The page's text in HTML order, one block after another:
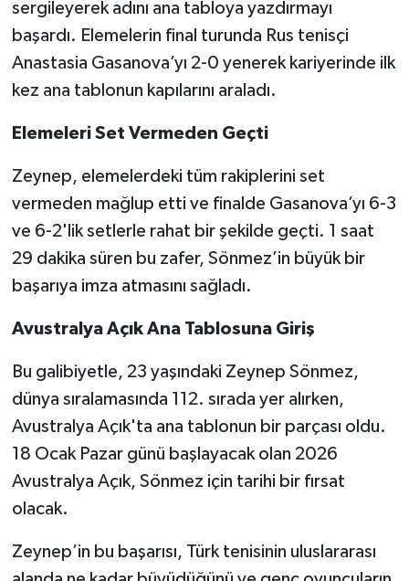
sergileyerek adını ana tabloya yazdırmayı
başardı. Elemelerin final turunda Rus tenisçi
Anastasia Gasanova’yı 2-0 yenerek kariyerinde ilk
kez ana tablonun kapılarını araladı.
Elemeleri Set Vermeden Geçti
Zeynep, elemelerdeki tüm rakiplerini set
vermeden mağlup etti ve finalde Gasanova’yı 6-3
ve 6-2'lik setlerle rahat bir şekilde geçti. 1 saat
29 dakika süren bu zafer, Sönmez’in büyük bir
başarıya imza atmasını sağladı.
Avustralya Açık Ana Tablosuna Giriş
Bu galibiyetle, 23 yaşındaki Zeynep Sönmez,
dünya sıralamasında 112. sırada yer alırken,
Avustralya Açık'ta ana tablonun bir parçası oldu.
18 Ocak Pazar günü başlayacak olan 2026
Avustralya Açık, Sönmez için tarihi bir fırsat
olacak.
Zeynep’in bu başarısı, Türk tenisinin uluslararası
Türkiye Basketbol Ligi
Kadınlar Basketbol Ligi
Diğer Basketbol Ligleri
Formula 1
Atletizm
Hentbol
At Yarışı
Bisiklet
Güreş
Halter
Motor Sporları